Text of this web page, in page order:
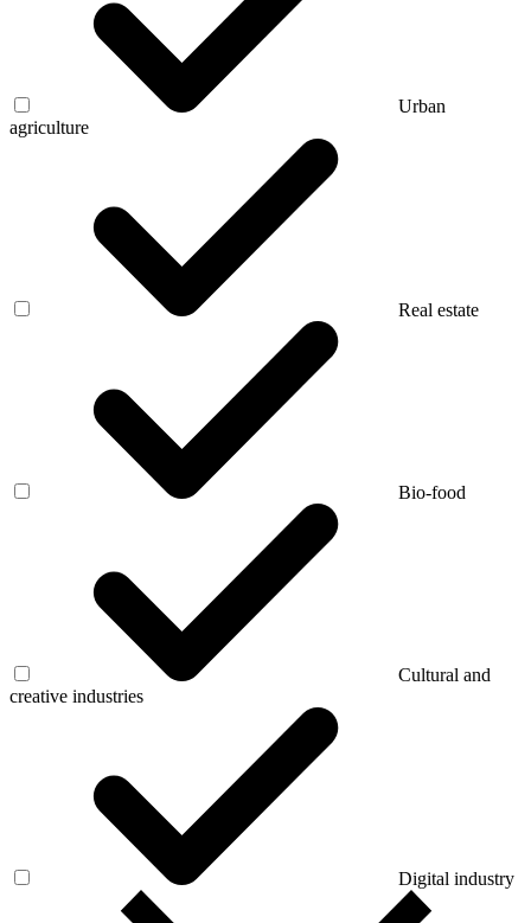
Urban
agriculture
Real estate
Bio-food
Cultural and
creative industries
Digital industry